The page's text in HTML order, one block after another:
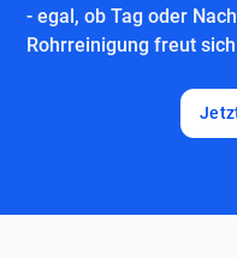
- egal, ob Tag oder
Rohrreinigung freut